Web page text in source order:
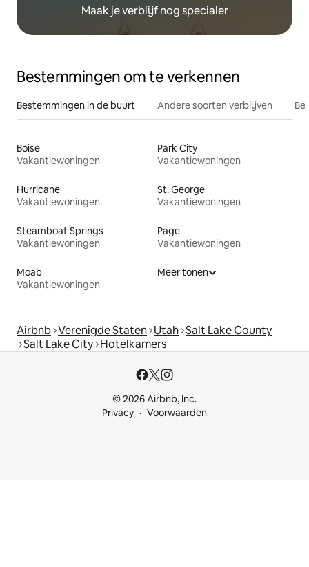
Maak je verblijf nog specialer
Bestemmingen om te verkennen
Bestemmingen in de buurt Andere soorten verblijven
Boise
Vakantiewoningen
Park City
Vakantiewoningen
Hurricane
Vakantiewoningen
St. George
Vakantiewoningen
Steamboat Springs
Vakantiewoningen
Page
Vakantiewoningen
Moab
Vakantiewoningen
Meer tonen
Airbnb Verenigde Staten Utah Salt Lake County
Salt Lake City Hotelkamers
© 2026 Airbnb, Inc.
Privacy
Voorwaarden